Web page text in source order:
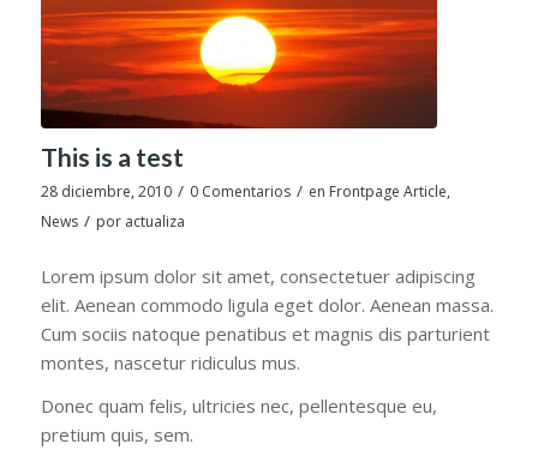
This is a test
28 diciembre, 2010 / 0 Comentarios / en Frontpage Article,
News / por actualiza
Lorem ipsum dolor sit amet, consectetuer adipiscing
elit. Aenean commodo ligula eget dolor. Aenean massa.
Cum sociis natoque penatibus et magnis dis parturient
montes, nascetur ridiculus mus.
Donec quam felis, ultricies nec, pellentesque eu,
pretium quis, sem.